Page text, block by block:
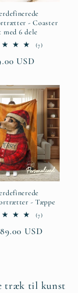
- Coaster
med 6 dele
(7)7
USD
- Tæppe
(7)7
i
USD
træk til kunst